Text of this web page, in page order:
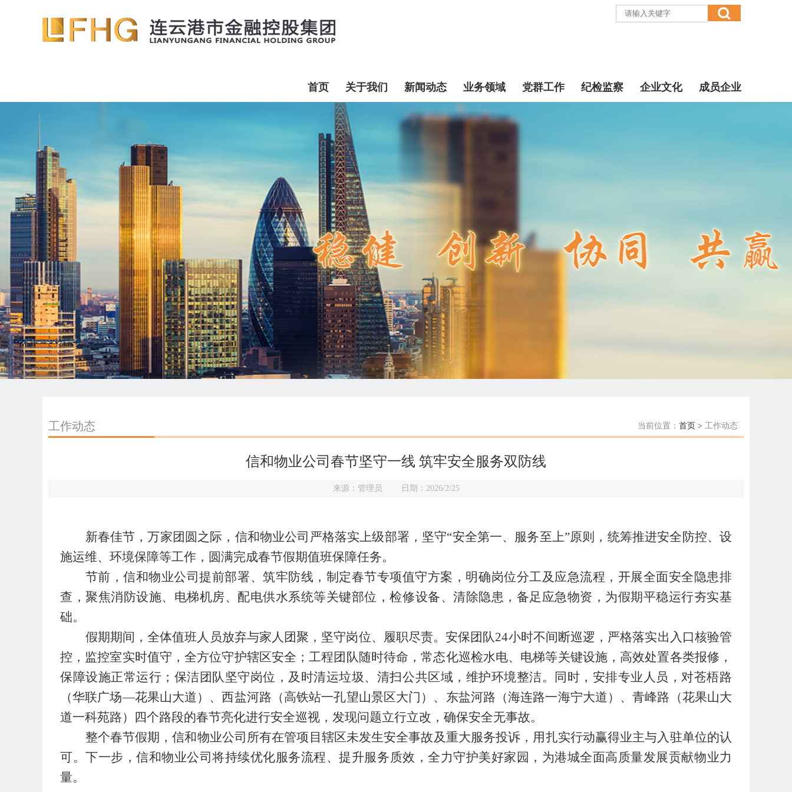
首页 关于我们 新闻动态 业务领域 党群工作 纪检监察 企业文化 成员企业
工作动态 当前位置： 首页 > 工作动态
信和物业公司春节坚守一线 筑牢安全服务双防线
来源：管理员 日期：2026/2/25
新春佳节，万家团圆之际， 信和物业公司 严格落实上级部署，坚守“安全第一、服务至上”原则，统筹推进安全防控、设
施运维、环境保障等工作，圆满完成春节假期值班保障任务。
节前，信和物业公司提前部署、筑牢防线，制定春节专项值守方案，明确岗位分工及应急流程，开展全面安全隐患排
查，聚焦消防设施、电梯机房、配电供水系统等关键部位，检修设备、清除隐患，备足应急物资，为假期平稳运行夯实基
础。
假期期间，全体值班人员放弃与家人团聚，坚守岗位、履职尽责。安保团队24小时不间断巡逻，严格落实出入口核验管
控，监控室实时值守，全方位守护辖区安全；工程团队随时待命，常态化巡检水电、电梯等关键设施，高效处置各类报修，
保障设施正常运行；保洁团队坚守岗位，及时清运垃圾、清扫公共区域，维护环境整洁。
同时，安排专业人员，对苍梧路
（华联广场—花果山大道）、西盐河路（高铁站一孔望山景区大门）、东盐河路（海连路一海宁大道）、青峰路（花果山大
道一科苑路） 四个路段的春节亮化进行安全巡视，发现问题立行立改，确保安全无事故。
整个春节假期，信和物业公司所有在管项目辖区未发生安全事故及重大服务投诉，用扎实行动赢得业主与入驻单位的认
可。下一步，信和物业公司将持续优化服务流程、提升服务质效，全力守护美好家园，为港城全面高质量发展贡献物业力
量。